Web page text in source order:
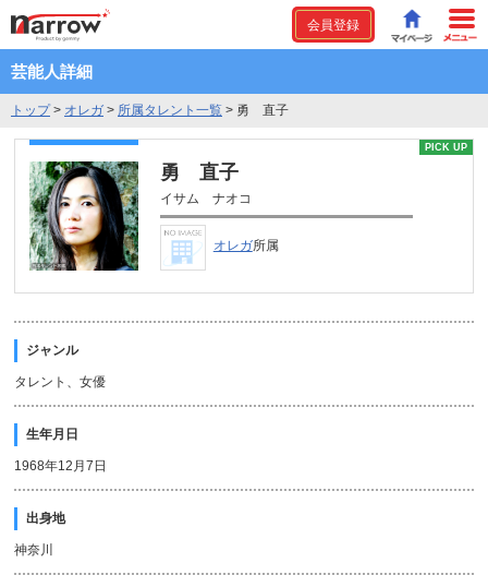
会員登録
芸能人詳細
トップ> オレガ > 所属タレント一覧 > 勇 直子
PICK UP
勇 直子
イサム ナオコ
オレガ所属
ジャンル
タレント、女優
生年月日
1968年12月7日
出身地
神奈川